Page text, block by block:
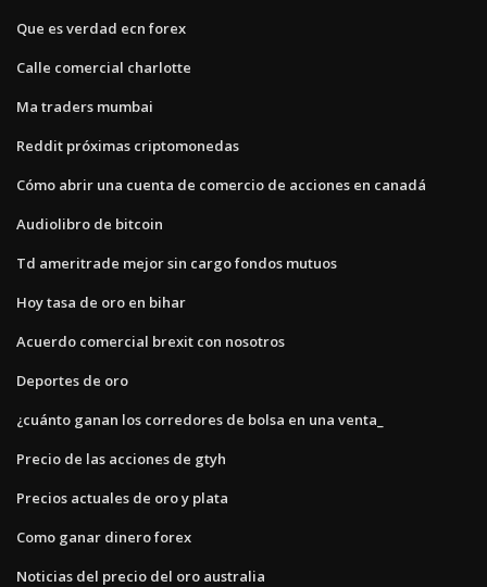
Que es verdad ecn forex
Calle comercial charlotte
Ma traders mumbai
Reddit próximas criptomonedas
Cómo abrir una cuenta de comercio de acciones en canadá
Audiolibro de bitcoin
Td ameritrade mejor sin cargo fondos mutuos
Hoy tasa de oro en bihar
Acuerdo comercial brexit con nosotros
Deportes de oro
¿cuánto ganan los corredores de bolsa en una venta_
Precio de las acciones de gtyh
Precios actuales de oro y plata
Como ganar dinero forex
Noticias del precio del oro australia